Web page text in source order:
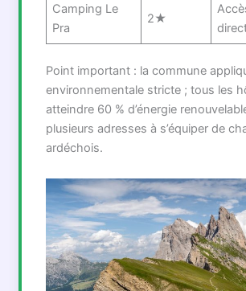
Camping Le
Pra
2★
Point important : la commune
environnementale stricte ; tous les
atteindre 60 % d’énergie
plusieurs adresses à s’équiper de
ardéchois.